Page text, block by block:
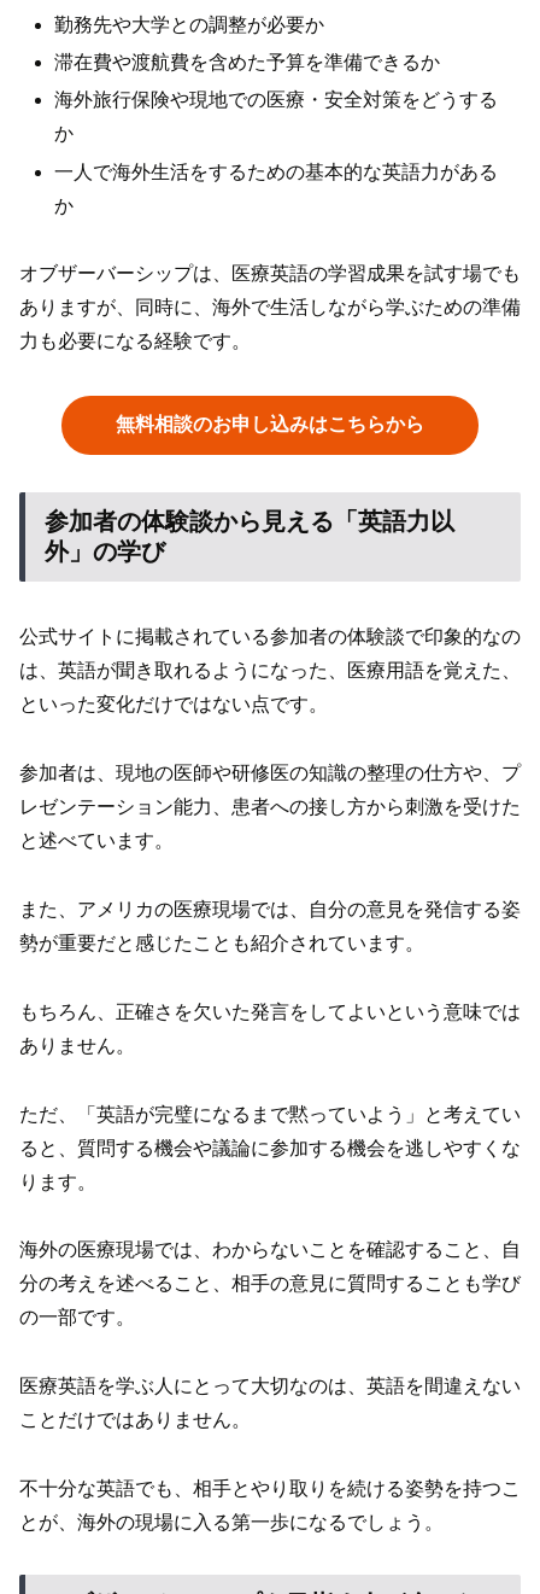
勤務先や大学との調整が必要か
滞在費や渡航費を含めた予算を準備できるか
海外旅行保険や現地での医療・安全対策をどうする
か
一人で海外生活をするための基本的な英語力がある
か
オブザーバーシップは、医療英語の学習成果を試す場でも
ありますが、同時に、海外で生活しながら学ぶための準備
力も必要になる経験です。
無料相談のお申し込みはこちらから
参加者の体験談から見える「英語力以
外」の学び
公式サイトに掲載されている参加者の体験談で印象的なの
は、英語が聞き取れるようになった、医療用語を覚えた、
といった変化だけではない点です。
参加者は、現地の医師や研修医の知識の整理の仕方や、プ
レゼンテーション能力、患者への接し方から刺激を受けた
と述べています。
また、アメリカの医療現場では、自分の意見を発信する姿
勢が重要だと感じたことも紹介されています。
もちろん、正確さを欠いた発言をしてよいという意味では
ありません。
ただ、「英語が完璧になるまで黙っていよう」と考えてい
ると、質問する機会や議論に参加する機会を逃しやすくな
ります。
海外の医療現場では、わからないことを確認すること、自
分の考えを述べること、相手の意見に質問することも学び
の一部です。
医療英語を学ぶ人にとって大切なのは、英語を間違えない
ことだけではありません。
不十分な英語でも、相手とやり取りを続ける姿勢を持つこ
とが、海外の現場に入る第一歩になるでしょう。